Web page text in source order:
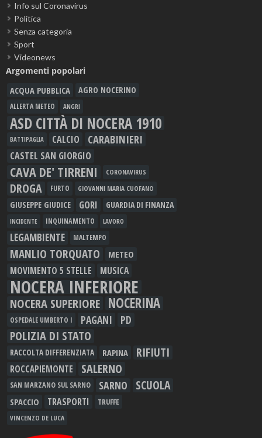
Info sul Coronavirus
Politica
Senza categoria
Sport
Videonews
Argomenti popolari
ACQUA PUBBLICA AGRO NOCERINO
ALLERTA METEO ANGRI
ASD CITTÀ DI NOCERA 1910
BATTIPAGLIA CALCIO CARABINIERI
CASTEL SAN GIORGIO
CAVA DE' TIRRENI CORONAVIRUS
DROGA FURTO GIOVANNI MARIA CUOFANO
GIUSEPPE GIUDICE GORI GUARDIA DI FINANZA
INCIDENTE INQUINAMENTO LAVORO
LEGAMBIENTE MALTEMPO
MANLIO TORQUATO METEO
MOVIMENTO 5 STELLE MUSICA
NOCERA INFERIORE
NOCERA SUPERIORE NOCERINA
OSPEDALE UMBERTO I PAGANI PD
POLIZIA DI STATO
RACCOLTA DIFFERENZIATA RAPINA RIFIUTI
ROCCAPIEMONTE SALERNO
SAN MARZANO SUL SARNO SARNO SCUOLA
SPACCIO TRASPORTI TRUFFE
VINCENZO DE LUCA